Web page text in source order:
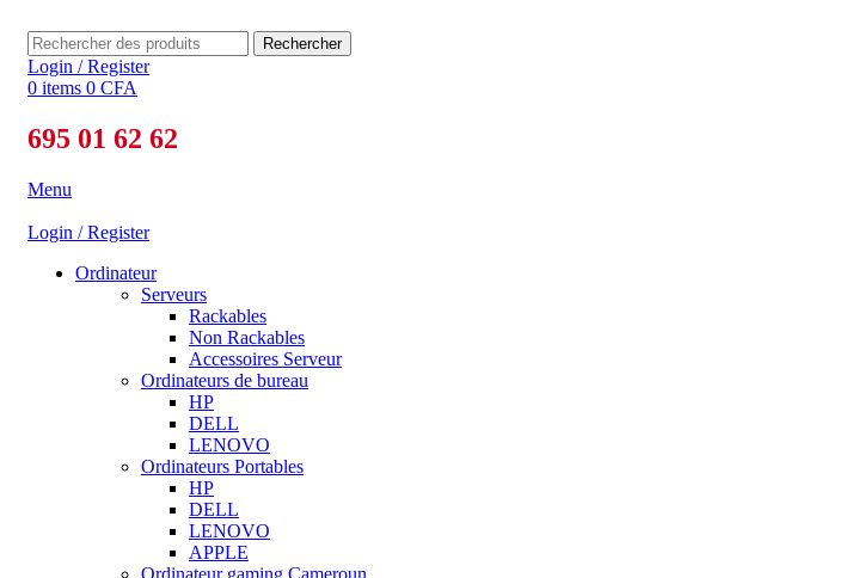
Rechercher
Login / Register
0 items 0 CFA
695 01 62 62
Menu
Login / Register
Ordinateur
Serveurs
Rackables
Non Rackables
Accessoires Serveur
Ordinateurs de bureau
HP
DELL
LENOVO
Ordinateurs Portables
HP
DELL
LENOVO
APPLE
Ordinateur gaming Cameroun